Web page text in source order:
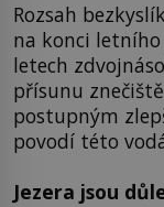
Rozsah
na konci
letech
přísunu
postupným
povodí této
Jezera jsou